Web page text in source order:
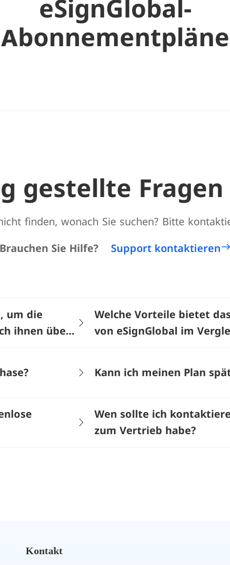
eSignGlobal-
Abonnementpläne
gestellte Fragen
finden, wonach Sie suchen? Bitte
Sie Hilfe? Support kontaktieren
um die
ihnen über
Welche Vorteile bietet
von eSignGlobal im
Kann ich meinen Plan
Wen sollte ich
zum Vertrieb habe?
Kontakt